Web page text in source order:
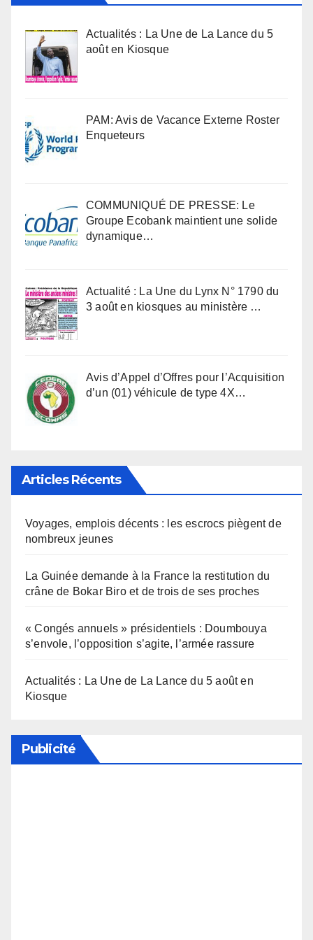
Actualités : La Une de La Lance du 5
août en Kiosque
PAM: Avis de Vacance Externe Roster
Enqueteurs
COMMUNIQUÉ DE PRESSE: Le
Groupe Ecobank maintient une solide
dynamique…
Actualité : La Une du Lynx N° 1790 du
3 août en kiosques au ministère …
Avis d’Appel d’Offres pour l’Acquisition
d’un (01) véhicule de type 4X…
Articles Récents
Voyages, emplois décents : les escrocs piègent de
nombreux jeunes
La Guinée demande à la France la restitution du
crâne de Bokar Biro et de trois de ses proches
« Congés annuels » présidentiels : Doumbouya
s’envole, l’opposition s’agite, l’armée rassure
Actualités : La Une de La Lance du 5 août en
Kiosque
Publicité